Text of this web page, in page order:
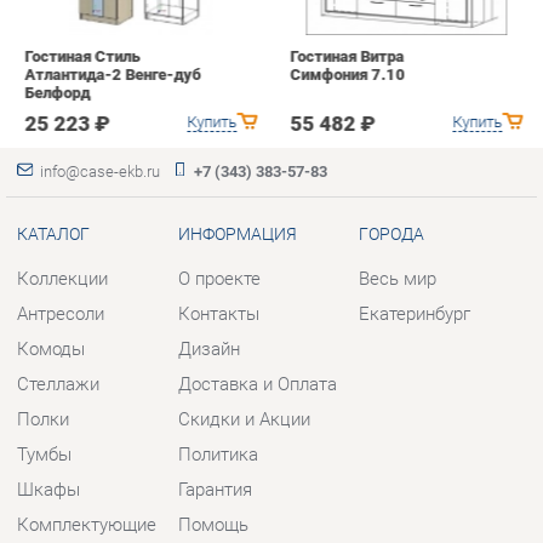
Коллекции
Антресоли
Стеллажи
Тумбы
Шкафы
Комплектующие
ИНФОРМАЦИЯ
О проекте
Дизайн
Доставка и Оплата
Политика
Гарантия
Помощь
ГОРОДА
Весь мир
Шоурум и склад самовывоза
Адрес: г. Березовский, ул.